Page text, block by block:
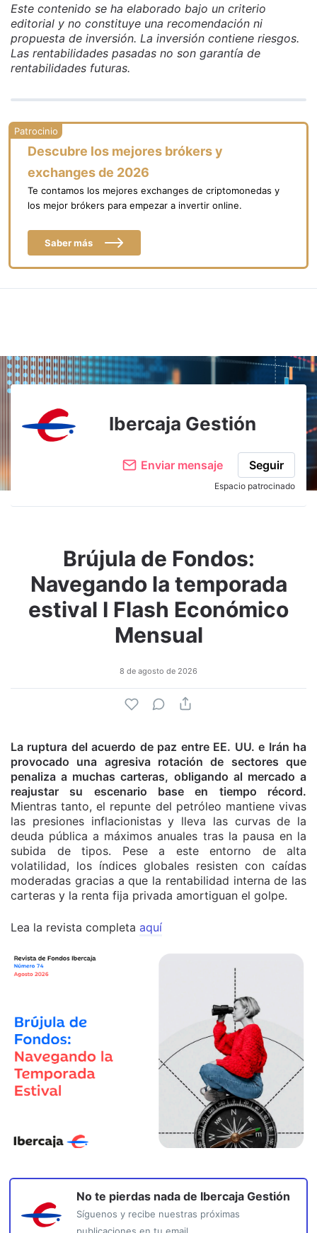
Este contenido se ha elaborado bajo un criterio
editorial y no constituye una recomendación ni
propuesta de inversión. La inversión contiene riesgos.
Las rentabilidades pasadas no son garantía de
rentabilidades futuras.
Descubre los mejores brókers y
exchanges de 2026
Te contamos los mejores exchanges de criptomonedas y
los mejor brókers para empezar a invertir online.
Saber más
Ibercaja Gestión
Enviar mensaje Seguir
Espacio patrocinado
Brújula de Fondos:
Navegando la temporada
estival I Flash Económico
Mensual
8 de agosto de 2026
La ruptura del acuerdo de paz entre EE. UU. e Irán ha
provocado una agresiva rotación de sectores que
penaliza a muchas carteras, obligando al mercado a
reajustar su escenario base en tiempo récord.
Mientras tanto, el repunte del petróleo mantiene vivas
las presiones inflacionistas y lleva las curvas de la
deuda pública a máximos anuales tras la pausa en la
subida de tipos. Pese a este entorno de alta
volatilidad, los índices globales resisten con caídas
moderadas gracias a que la rentabilidad interna de las
carteras y la renta fija privada amortiguan el golpe.
Lea la revista completa aquí
No te pierdas nada de Ibercaja Gestión
Síguenos y recibe nuestras próximas
publicaciones en tu email.